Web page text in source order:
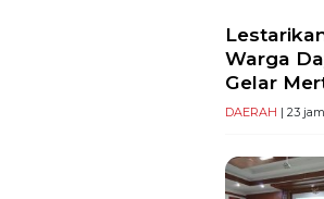
Warga
Gelar
DAERAH | 23